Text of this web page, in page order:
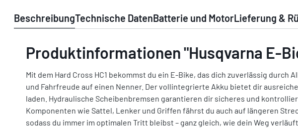
BeschreibungTechnische DatenBatterie und MotorLieferung &
Produktinformationen "Husqvarna E-
Mit dem Hard Cross HC1 bekommst du ein E-Bike, das dich zuverlässig
und Fahrfreude auf einen Nenner. Der vollintegrierte Akku bietet dir
laden. Hydraulische Scheibenbremsen garantieren dir sicheres und
Komponenten wie Sattel, Lenker und Griffen fährst du auch auf längeren
sodass du immer im optimalen Tritt bleibst – ganz gleich, wie dein Weg